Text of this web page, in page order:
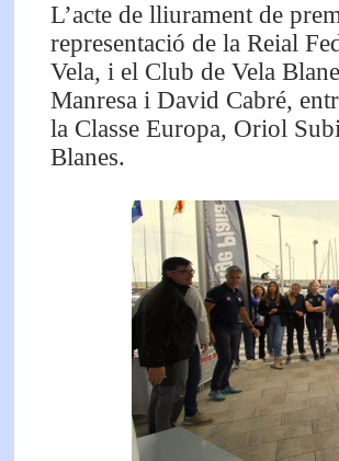
L’acte de lliurament de
representació de la Reial
Vela, i el Club de Vela
Manresa i David Cabré,
la Classe Europa, Oriol
Blanes.